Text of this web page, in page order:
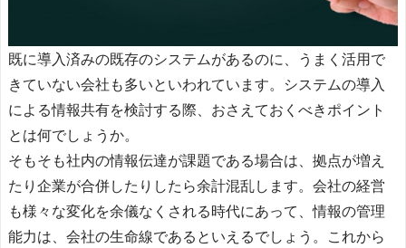
既に導入済みの既存のシステムがあるのに、うまく活用で
きていない会社も多いといわれています。システムの導入
による情報共有を検討する際、おさえておくべきポイント
とは何でしょうか。
そもそも社内の情報伝達が課題である場合は、拠点が増え
たり企業が合併したりしたら余計混乱します。会社の経営
も様々な変化を余儀なくされる時代にあって、情報の管理
能力は、会社の生命線であるといえるでしょう。これから